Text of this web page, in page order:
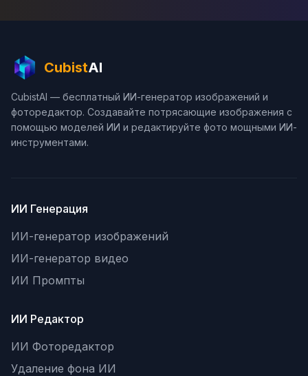
CubistAI
CubistAI — бесплатный ИИ-генератор изображений и
фоторедактор. Создавайте потрясающие изображения с
помощью моделей ИИ и редактируйте фото мощными ИИ-
инструментами.
ИИ Генерация
ИИ-генератор изображений
ИИ-генератор видео
ИИ Промпты
ИИ Редактор
ИИ Фоторедактор
Удаление фона ИИ